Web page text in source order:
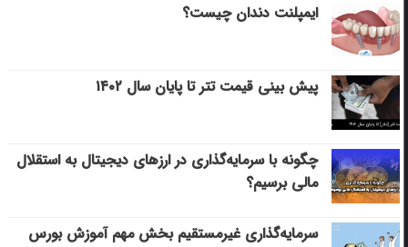
ایمپلنت دندان چیست؟
پیش بینی قیمت تتر تا پایان سال ۱۴۰۲
چگونه با سرمایه‌گذاری در ارزهای دیجیتال به استقلال
مالی برسیم؟
سرمایه‌گذاری غیرمستقیم بخش مهم آموزش بورس